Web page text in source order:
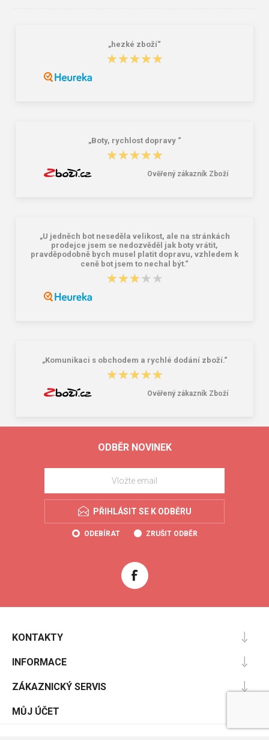
„hezké zboží“
★★★★★
★★★★★
„Boty, rychlost dopravy “
★★★★★
★★★★★
Ověřený zákazník Zboží
„U jedněch bot neseděla velikost, ale na stránkách
prodejce jsem se nedozvěděl jak boty vrátit,
pravděpodobně bych musel platit dopravu, vzhledem k
ceně bot jsem to nechal být.“
★★★★★
★★★★★
„Komunikaci s obchodem a rychlé dodání zboží.“
★★★★★
★★★★★
Ověřený zákazník Zboží
ODBĚR NOVINEK
PŘIHLÁSIT SE K ODBĚRU
ODEBÍRAT ZRUŠIT ODBĚR
KONTAKTY
INFORMACE
ZÁKAZNICKÝ SERVIS
MŮJ ÚČET